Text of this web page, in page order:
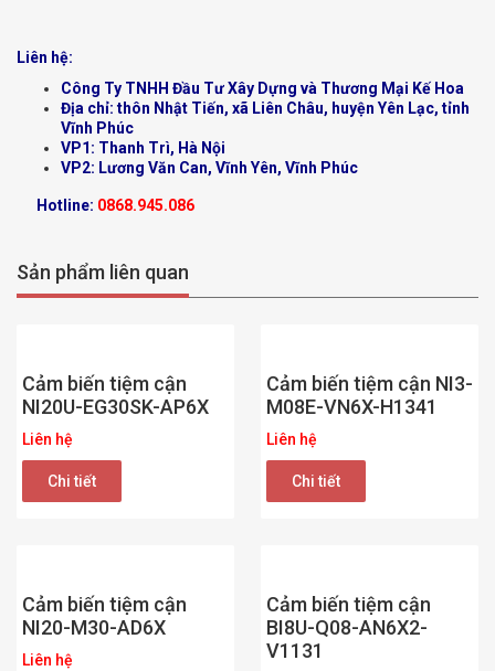
Liên hệ:
Công Ty TNHH Đầu Tư Xây Dựng và Thương Mại Kế Hoa
Địa chỉ: thôn Nhật Tiến, xã Liên Châu, huyện Yên Lạc, tỉnh
Vĩnh Phúc
VP1: Thanh Trì, Hà Nội
VP2: Lương Văn Can, Vĩnh Yên, Vĩnh Phúc
Hotline: 0868.945.086
Sản phẩm liên quan
Cảm biến tiệm cận
NI20U-EG30SK-AP6X
Liên hệ
Chi tiết
Cảm biến tiệm cận NI3-
M08E-VN6X-H1341
Liên hệ
Chi tiết
Cảm biến tiệm cận
NI20-M30-AD6X
Liên hệ
Cảm biến tiệm cận
BI8U-Q08-AN6X2-
V1131